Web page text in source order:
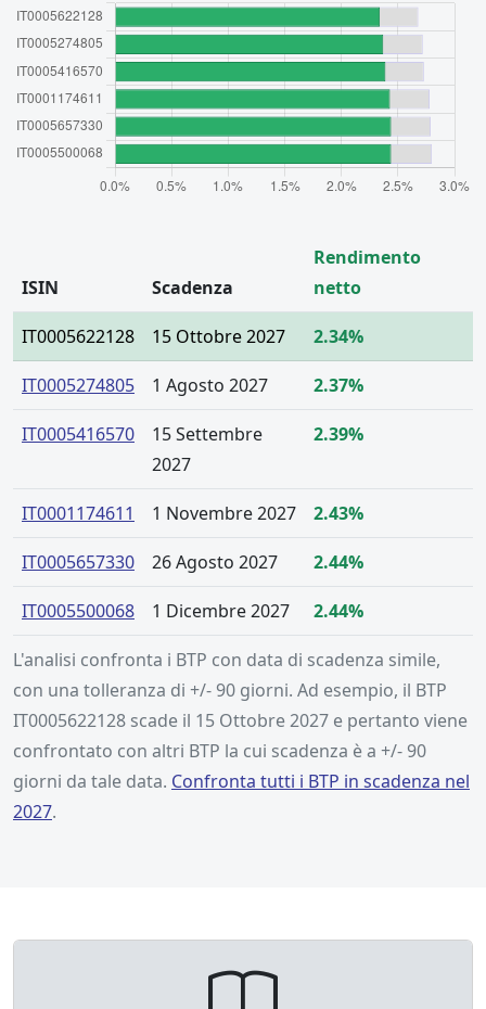
L'analisi confronta i BTP con data di scadenza simile,
con una tolleranza di +/- 90 giorni. Ad esempio, il BTP
IT0005622128 scade il 15 Ottobre 2027 e pertanto viene
confrontato con altri BTP la cui scadenza è a +/- 90
giorni da tale data. Confronta tutti i BTP in scadenza nel
2027.
ISIN Scadenza
Rendimento
netto
IT0005622128 15 Ottobre 2027 2.34%
IT0005274805 1 Agosto 2027 2.37%
IT0005416570
15 Settembre
2027
2.39%
IT0001174611 1 Novembre 2027 2.43%
IT0005657330 26 Agosto 2027 2.44%
IT0005500068 1 Dicembre 2027 2.44%